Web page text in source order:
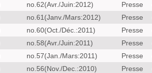
no.62(Avr./Juin:2012) Presse
no.61(Janv./Mars:2012) Presse
no.60(Oct./Déc.:2011) Presse
no.58(Avr./Juin:2011) Presse
no.57(Jan./Mars:2011) Presse
no.56(Nov./Dec.:2010) Presse